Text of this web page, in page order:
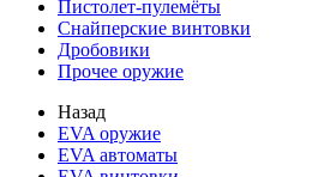
Пистолет-пулемёты
Снайперские винтовки
Дробовики
Прочее оружие
Назад
EVA оружие
EVA автоматы